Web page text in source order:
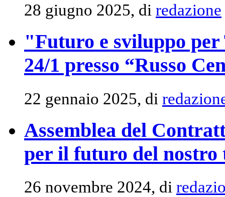
28 giugno 2025, di redazione
"Futuro e sviluppo
24/1 presso “Russo
22 gennaio 2025, di
Assemblea del
per il futuro del
26 novembre 2024, di